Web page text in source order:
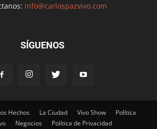
info@carlospazvivo.com
SÍGUENOS
Hechos La Ciudad Vivo Show
Política
Negocios Política de Privacidad